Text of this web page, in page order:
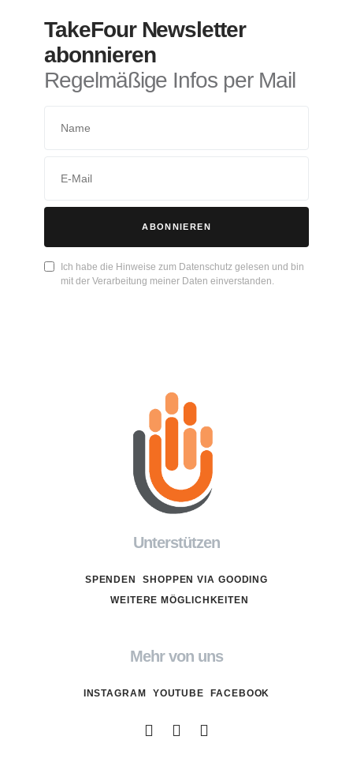
TakeFour Newsletter
abonnieren
Regelmäßige Infos per Mail
ABONNIEREN
Ich habe die Hinweise zum Datenschutz gelesen und bin
mit der Verarbeitung meiner Daten einverstanden.
Unterstützen
SPENDEN
SHOPPEN VIA GOODING
WEITERE MÖGLICHKEITEN
Mehr von uns
INSTAGRAM YOUTUBE FACEBOOK